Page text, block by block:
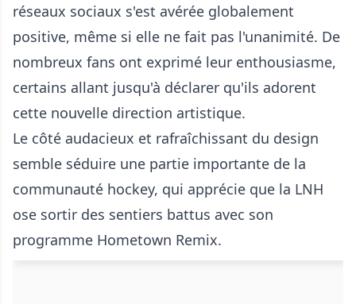
réseaux sociaux s'est avérée globalement
positive, même si elle ne fait pas l'unanimité. De
nombreux fans ont exprimé leur enthousiasme,
certains allant jusqu'à déclarer qu'ils adorent
cette nouvelle direction artistique.
Le côté audacieux et rafraîchissant du design
semble séduire une partie importante de la
communauté hockey, qui apprécie que la LNH
ose sortir des sentiers battus avec son
programme Hometown Remix.